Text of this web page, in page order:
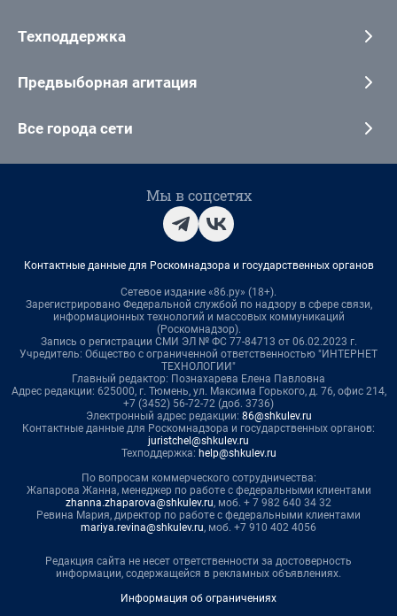
Техподдержка
Предвыборная агитация
Все города сети
Мы в соцсетях
Контактные данные для Роскомнадзора и государственных органов
Сетевое издание «86.ру» (18+).
Зарегистрировано Федеральной службой по надзору в сфере связи,
информационных технологий и массовых коммуникаций
(Роскомнадзор).
Запись о регистрации СМИ ЭЛ № ФС 77-84713 от 06.02.2023 г.
Учредитель: Общество с ограниченной ответственностью "ИНТЕРНЕТ
ТЕХНОЛОГИИ"
Главный редактор: Познахарева Елена Павловна
Адрес редакции: 625000, г. Тюмень, ул. Максима Горького, д. 76, офис 214,
+7 (3452) 56-72-72 (доб. 3736)
Электронный адрес редакции: 86@shkulev.ru
Контактные данные для Роскомнадзора и государственных органов:
juristchel@shkulev.ru
Техподдержка: help@shkulev.ru
По вопросам коммерческого сотрудничества:
Жапарова Жанна, менеджер по работе с федеральными клиентами
zhanna.zhaparova@shkulev.ru, моб. + 7 982 640 34 32
Ревина Мария, директор по работе с федеральными клиентами
mariya.revina@shkulev.ru, моб. +7 910 402 4056
Редакция сайта не несет ответственности за достоверность
информации, содержащейся в рекламных объявлениях.
Информация об ограничениях